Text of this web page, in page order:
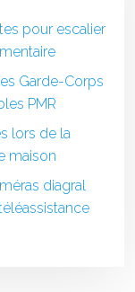
pour escalier
Garde-Corps
PMR
lors de la
maison
diagral